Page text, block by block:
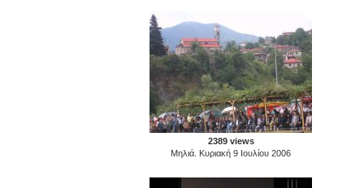
2389 views
Μηλιά. Κυριακή 9 Ιουλίου 2006